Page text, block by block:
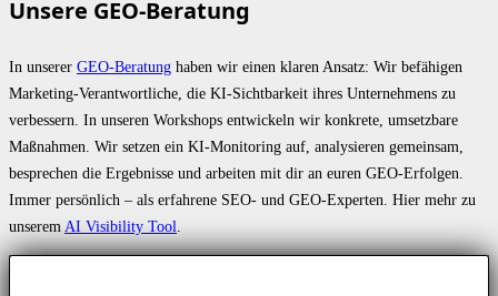
Unsere GEO-Beratung
In unserer GEO-Beratung haben wir einen klaren Ansatz: Wir befähigen
Marketing-Verantwortliche, die KI-Sichtbarkeit ihres Unternehmens zu
verbessern. In unseren Workshops entwickeln wir konkrete, umsetzbare
Maßnahmen. Wir setzen ein KI-Monitoring auf, analysieren gemeinsam,
besprechen die Ergebnisse und arbeiten mit dir an euren GEO-Erfolgen.
Immer persönlich – als erfahrene SEO- und GEO-Experten. Hier mehr zu
unserem AI Visibility Tool